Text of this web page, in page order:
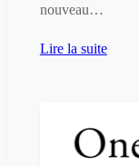
nouveau…
Lire la suite